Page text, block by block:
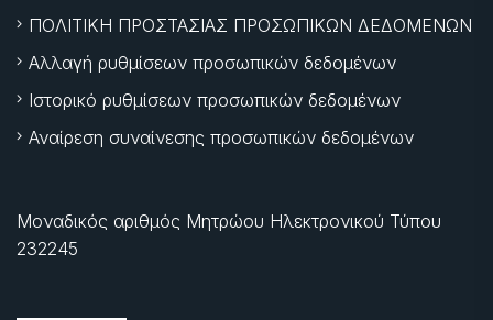
ΠΟΛΙΤΙΚΗ ΠΡΟΣΤΑΣΙΑΣ ΠΡΟΣΩΠΙΚΩΝ ΔΕΔΟΜΕΝΩΝ
Αλλαγή ρυθμίσεων προσωπικών δεδομένων
Ιστορικό ρυθμίσεων προσωπικών δεδομένων
Αναίρεση συναίνεσης προσωπικών δεδομένων
Μοναδικός αριθμός Μητρώου Ηλεκτρονικού Τύπου
232245